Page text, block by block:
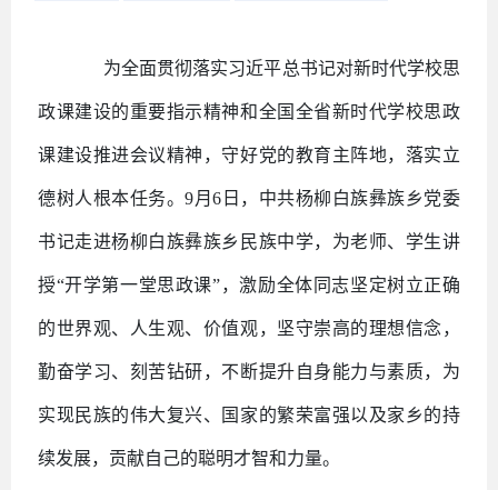
为全面贯彻落实习近平总书记对新时代学校思
政课建设的重要指示精神和全国全省新时代学校思政
课建设推进会议精神，守好党的教育主阵地，落实立
德树人根本任务。9月6日，中共杨柳白族彝族乡党委
书记走进杨柳白族彝族乡民族中学，为老师、学生讲
授“开学第一堂思政课”，激励全体同志坚定树立正确
的世界观、人生观、价值观，坚守崇高的理想信念，
勤奋学习、刻苦钻研，不断提升自身能力与素质，为
实现民族的伟大复兴、国家的繁荣富强以及家乡的持
续发展，贡献自己的聪明才智和力量。